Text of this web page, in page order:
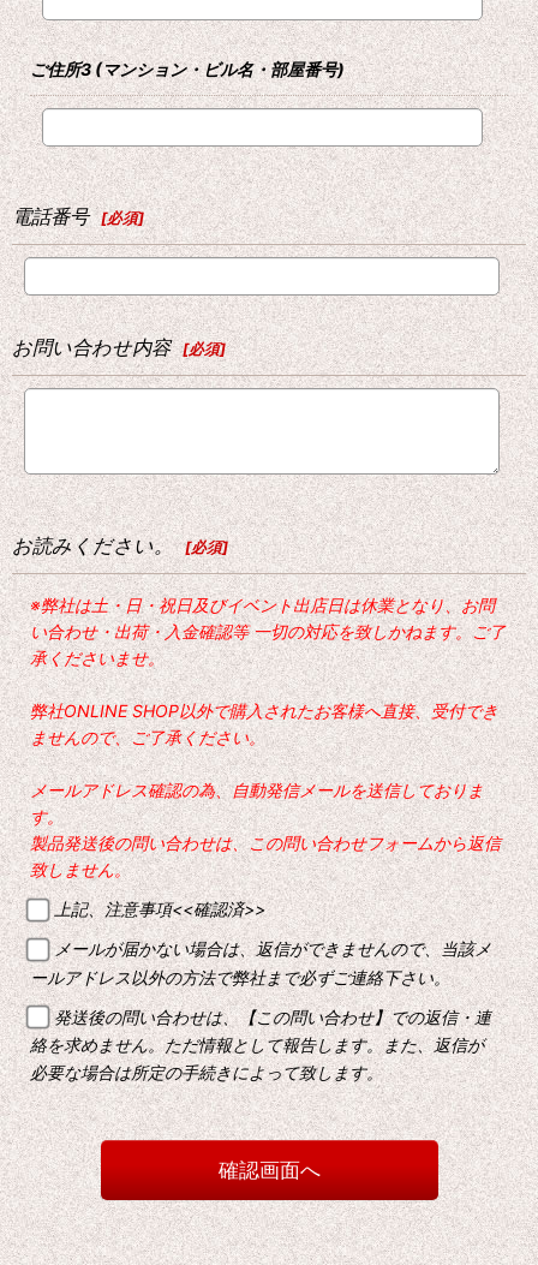
ご住所3(マンション・ビル名・部屋番号)
電話番号 [必須]
お問い合わせ内容 [必須]
お読みください。 [必須]
※弊社は土・日・祝日及びイベント出店日は休業となり、お問
い合わせ・出荷・入金確認等 一切の対応を致しかねます。ご了
承くださいませ。
弊社ONLINE SHOP以外で購入されたお客様へ直接、受付でき
ませんので、ご了承ください。
メールアドレス確認の為、自動発信メールを送信しておりま
す。
製品発送後の問い合わせは、この問い合わせフォームから返信
致しません。
上記、注意事項<<確認済>>
メールが届かない場合は、返信ができませんので、当該メ
ールアドレス以外の方法で弊社まで必ずご連絡下さい。
発送後の問い合わせは、【この問い合わせ】での返信・連
絡を求めません。ただ情報として報告します。また、返信が
必要な場合は所定の手続きによって致します。
確認画面へ